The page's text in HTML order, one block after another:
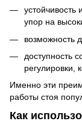
упор на
возможность
доступность
регулировки,
Именно эти
работы стоя
Как